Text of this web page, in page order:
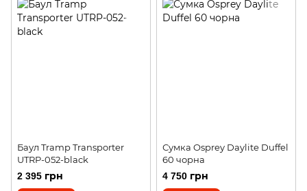
Баул Tramp Transporter
UTRP-052-black
2 395 грн
Сумка Osprey Daylite Duffel
60 чорна
4 750 грн